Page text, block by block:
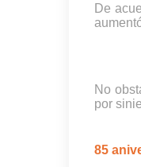
De
No
por
85